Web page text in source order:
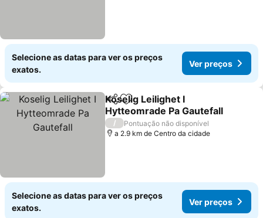
Selecione as datas para ver os preços
exatos.
Ver preços
PartilharAdicionar aos favoritos
Koselig Leilighet I
Hytteomrade Pa Gautefall
Ver preços
/
Pontuação não disponível
a 2.9 km de Centro da cidade
Selecione as datas para ver os preços
exatos.
Ver preços